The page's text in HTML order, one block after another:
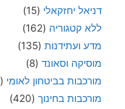
דניאל יחזקאלי (15)
ללא קטגוריה (162)
מדע ועתידנות (135)
מוסיקה וסאונד (8)
מורכבות בביטחון לאומי (4,505)
מורכבות בחינוך (420)